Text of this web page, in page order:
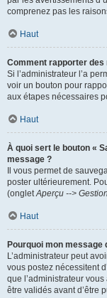
comprenez pas les
Haut
Comment rapporter
Si l’administrateur l’a
voir un bouton pour
aux étapes nécessaires
Haut
À quoi sert le bouton «
message ?
Il vous permet de
poster ultérieurement.
(ongletAperçu -->
Haut
Pourquoi mon message
L’administrateur peut
vous postez nécessitent
que l’administrateur
être validés avant d’être